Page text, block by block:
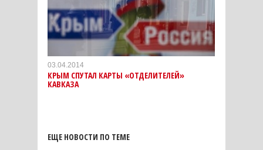
03.04.2014
КРЫМ СПУТАЛ КАРТЫ «ОТДЕЛИТЕЛЕЙ»
КАВКАЗА
ЕЩЕ НОВОСТИ ПО ТЕМЕ